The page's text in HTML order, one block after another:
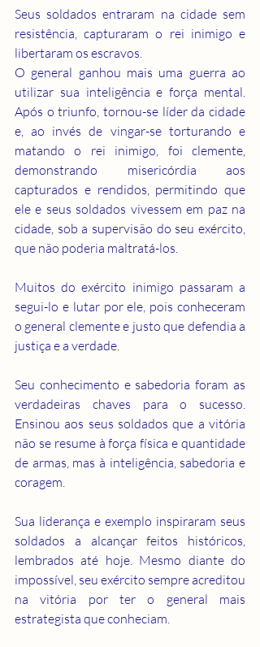
Seus soldados entraram na cidade sem
resistência, capturaram o rei inimigo e
libertaram os escravos.
O general ganhou mais uma guerra ao
utilizar sua inteligência e força mental.
Após o triunfo, tornou-se líder da cidade
e, ao invés de vingar-se torturando e
matando o rei inimigo, foi clemente,
demonstrando misericórdia aos
capturados e rendidos, permitindo que
ele e seus soldados vivessem em paz na
cidade, sob a supervisão do seu exército,
que não poderia maltratá-los.
Muitos do exército inimigo passaram a
segui-lo e lutar por ele, pois conheceram
o general clemente e justo que defendia a
justiça e a verdade.
Seu conhecimento e sabedoria foram as
verdadeiras chaves para o sucesso.
Ensinou aos seus soldados que a vitória
não se resume à força física e quantidade
de armas, mas à inteligência, sabedoria e
coragem.
Sua liderança e exemplo inspiraram seus
soldados a alcançar feitos históricos,
lembrados até hoje. Mesmo diante do
impossível, seu exército sempre acreditou
na vitória por ter o general mais
estrategista que conheciam.